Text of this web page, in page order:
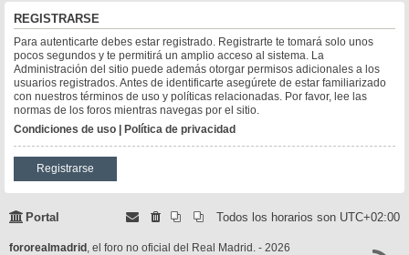
REGISTRARSE
Para autenticarte debes estar registrado. Registrarte te tomará solo unos
pocos segundos y te permitirá un amplio acceso al sistema. La
Administración del sitio puede además otorgar permisos adicionales a los
usuarios registrados. Antes de identificarte asegúrete de estar familiarizado
con nuestros términos de uso y políticas relacionadas. Por favor, lee las
normas de los foros mientras navegas por el sitio.
Condiciones de uso | Política de privacidad
Registrarse
Portal Todos los horarios son UTC+02:00
fororealmadrid , el foro no oficial del Real Madrid. - 2026